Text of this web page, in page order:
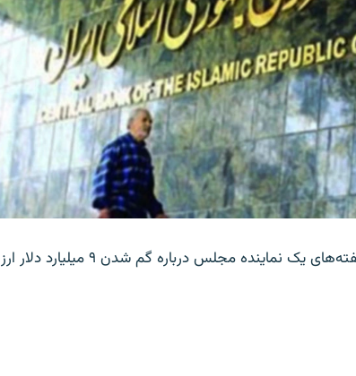
بانک مرکزی ایران روز جمعه با انتشار اطلاعیه‌ای، گفته‌های یک نماینده مجلس درباره گم شدن ۹ میلیارد دلار ارز